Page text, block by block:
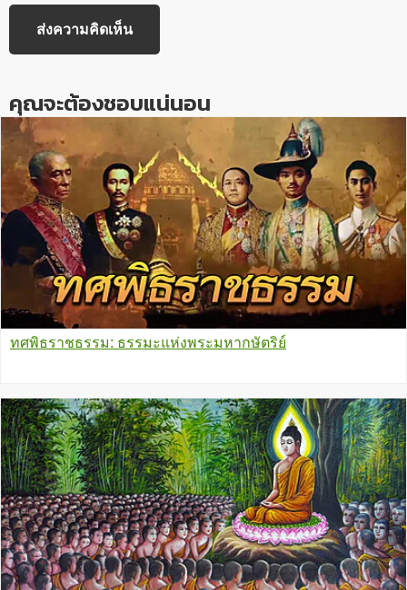
คุณจะต้องชอบแน่นอน
ทศพิธราชธรรม: ธรรมะแห่งพระมหากษัตริย์